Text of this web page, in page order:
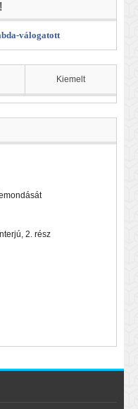
válogatott
Kiemelt
2. rész